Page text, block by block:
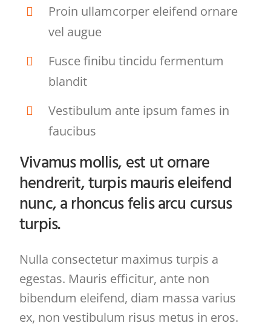
Proin ullamcorper eleifend ornare
vel augue
Fusce finibu tincidu fermentum
blandit
Vestibulum ante ipsum fames in
faucibus
Vivamus mollis, est ut ornare
hendrerit, turpis mauris eleifend
nunc, a rhoncus felis arcu cursus
turpis.
Nulla consectetur maximus turpis a
egestas. Mauris efficitur, ante non
bibendum eleifend, diam massa varius
ex, non vestibulum risus metus in eros.